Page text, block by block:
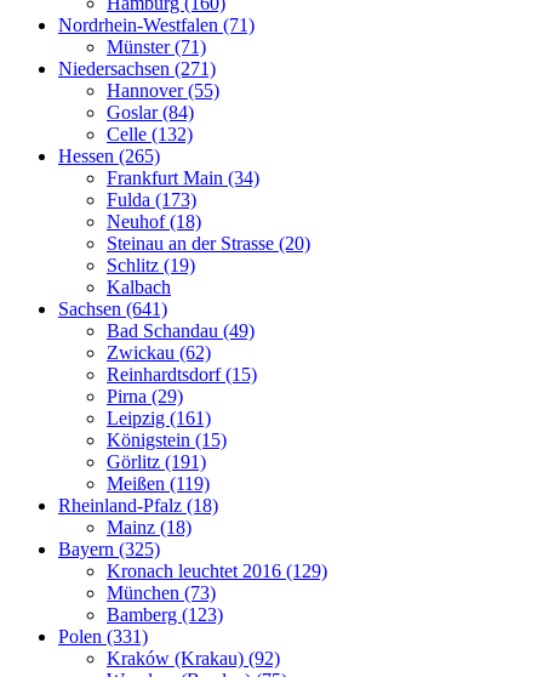
Nordrhein-Westfalen (71)
Münster (71)
Niedersachsen (271)
Hannover (55)
Goslar (84)
Celle (132)
Hessen (265)
Frankfurt Main (34)
Fulda (173)
Neuhof (18)
Steinau an der Strasse (20)
Schlitz (19)
Kalbach
Sachsen (641)
Bad Schandau (49)
Zwickau (62)
Reinhardtsdorf (15)
Pirna (29)
Leipzig (161)
Königstein (15)
Görlitz (191)
Meißen (119)
Rheinland-Pfalz (18)
Mainz (18)
Bayern (325)
Kronach leuchtet 2016 (129)
München (73)
Bamberg (123)
Polen (331)
Kraków (Krakau) (92)